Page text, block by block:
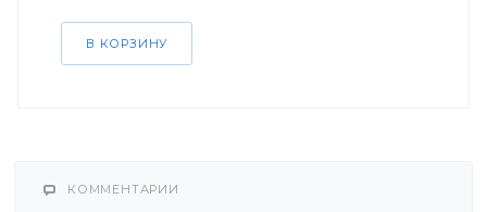
В КОРЗИНУ
КОММЕНТАРИИ